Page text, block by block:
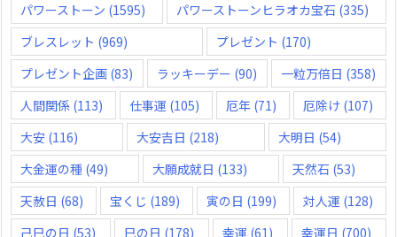
パワーストーン (1595) パワーストーンヒラオカ宝石 (335)
ブレスレット (969) プレゼント (170)
プレゼント企画 (83) ラッキーデー (90) 一粒万倍日 (358)
人間関係 (113) 仕事運 (105) 厄年 (71) 厄除け (107)
大安 (116) 大安吉日 (218) 大明日 (54)
大金運の種 (49) 大願成就日 (133) 天然石 (53)
天赦日 (68) 宝くじ (189) 寅の日 (199) 対人運 (128)
己巳の日 (53) 巳の日 (178) 幸運 (61) 幸運日 (700)